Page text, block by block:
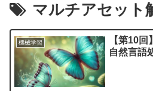
マルチアセット
機械学習
【第10
自然言語